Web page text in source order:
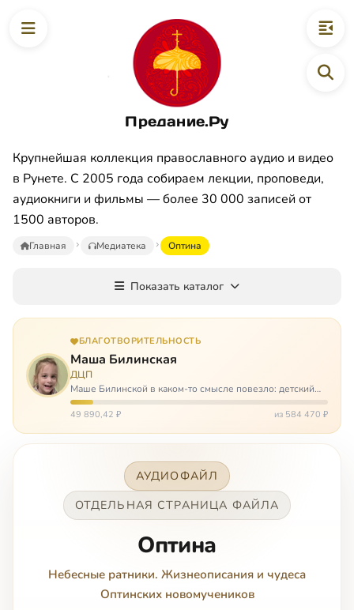
Предание.Ру
Крупнейшая коллекция православного аудио и видео
в Рунете. С 2005 года собираем лекции, проповеди,
аудиокниги и фильмы — более 30 000 записей от
1500 авторов.
Главная Медиатека Оптина
Показать каталог
БЛАГОТВОРИТЕЛЬНОСТЬ
Маша Билинская
ДЦП
Маше Билинской в каком-то смысле повезло: детский
церебральный паралич зацепил её не очень сильно. Но
всё-таки есть диагноз и есть немалые проблемы – Маша
49 890,42 ₽ из 584 470 ₽
АУДИОФАЙЛ
ОТДЕЛЬНАЯ СТРАНИЦА ФАЙЛА
Оптина
Небесные ратники. Жизнеописания и чудеса
Оптинских новомучеников